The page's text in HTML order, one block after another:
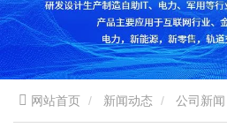
网站首页 新闻动态 公司新闻